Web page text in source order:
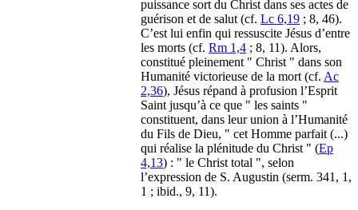
puissance sort du Christ dans ses actes de
guérison et de salut (cf. Lc 6,19 ; 8, 46).
C’est lui enfin qui ressuscite Jésus d’entre
les morts (cf. Rm 1,4 ; 8, 11). Alors,
constitué pleinement " Christ " dans son
Humanité victorieuse de la mort (cf. Ac
2,36), Jésus répand à profusion l’Esprit
Saint jusqu’à ce que " les saints "
constituent, dans leur union à l’Humanité
du Fils de Dieu, " cet Homme parfait (...)
qui réalise la plénitude du Christ " (Ep
4,13) : " le Christ total ", selon
l’expression de S. Augustin (serm. 341, 1,
1 ; ibid., 9, 11).